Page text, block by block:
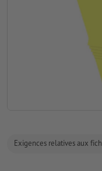
Exigences relatives aux